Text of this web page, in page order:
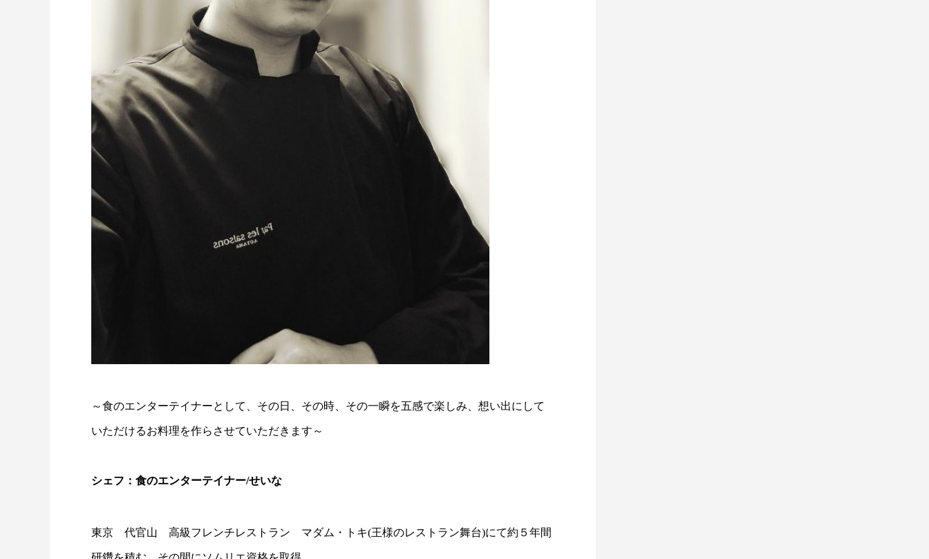
～食のエンターテイナーとして、その日、その時、その一瞬を五感で楽しみ、想い出にして
いただけるお料理を作らさせていただきます～
シェフ：食のエンターテイナー/せいな
東京 代官山 高級フレンチレストラン マダム・トキ(王様のレストラン舞台)にて約５年間